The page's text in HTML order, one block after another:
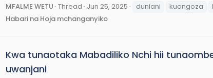
MFALME WETU Thread Jun 25, 2025 duniani kuongoza
Habari na Hoja mchanganyiko
Kwa tunaotaka Mabadiliko Nchi hii
uwanjani